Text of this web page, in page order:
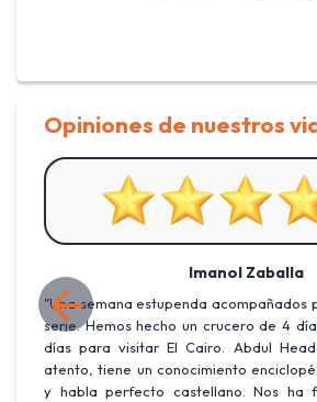
Opiniones de nuestros
Imanol Zaballa
"Una semana estupenda acompañados
serie. Hemos hecho un crucero de 4
días para visitar El Cairo. Abdul
atento, tiene un conocimiento
y habla perfecto castellano. Nos ha